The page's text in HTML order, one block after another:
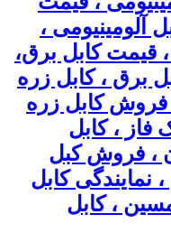
آلومینیومی ،
، قیمت کابل برق،
برق ، کابل زره
فروش کابل زره
فاز ، کابل
، فروش کبل
نمایندگی کابل
، کابل